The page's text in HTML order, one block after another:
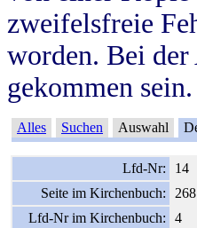
zweifelsfreie
worden. Bei der
gekommen
Alles Suchen Auswahl
Lfd-Nr:
14
Seite im Kirchenbuch:
268
Lfd-Nr im Kirchenbuch:
4